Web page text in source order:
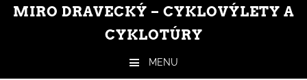
MIRO DRAVECKÝ – CYKLOVÝLETY A
CYKLOTÚRY
MENU